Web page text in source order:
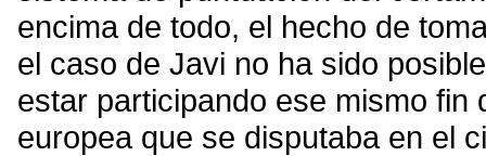
encima de todo, el hecho de
el caso de Javi no ha sido
estar participando ese mismo
europea que se disputaba en el